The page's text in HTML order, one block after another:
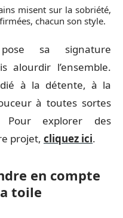
misent sur la sobriété,
chacun son style.
sa signature
alourdir l’ensemble.
à la détente, à la
à toutes sortes
Pour explorer des
projet, cliquez ici.
en compte
toile